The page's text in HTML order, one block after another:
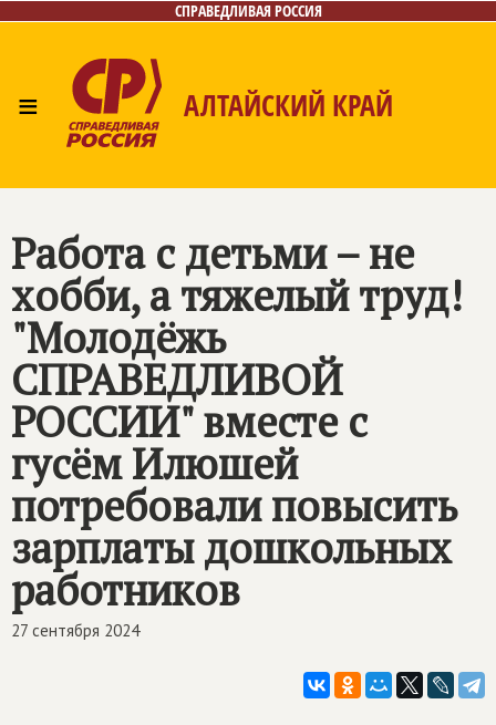
СПРАВЕДЛИВАЯ РОССИЯ
≡ АЛТАЙСКИЙ КРАЙ
Работа с детьми – не
хобби, а тяжелый труд!
"Молодёжь
СПРАВЕДЛИВОЙ
РОССИИ" вместе с
гусём Илюшей
потребовали повысить
зарплаты дошкольных
работников
27 сентября 2024